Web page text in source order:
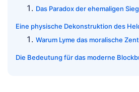
Das Paradox der ehemaligen
Eine physische Dekonstruktion des
Warum Lyme das moralische
Die Bedeutung für das moderne